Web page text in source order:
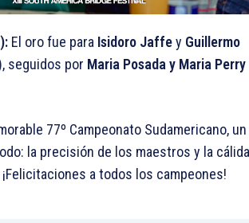
El oro fue para Isidoro Jaffey Guillermo
seguidos por Maria Posada y Maria Perry
77º Campeonato Sudamericano, un
la precisión de los maestros y la cálida
a todos los campeones!